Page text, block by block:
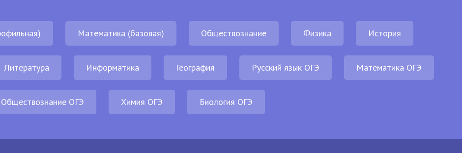
Математика (базовая) Обществознание Физика История
Литература Информатика География Русский язык ОГЭ Математика ОГЭ
Обществознание ОГЭ Химия ОГЭ Биология ОГЭ